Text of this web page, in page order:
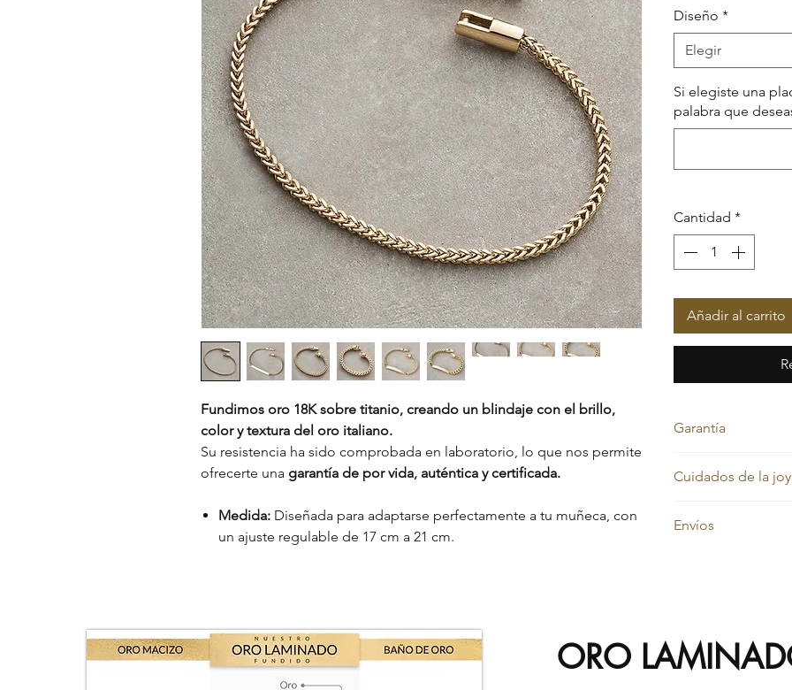
Fundimos oro 18K sobre titanio, creando un blindaje con el brillo,
color y textura del oro italiano.
Su resistencia ha sido comprobada en laboratorio, lo que nos permite
ofrecerte una garantía de por vida, auténtica y certificada.
Medida: Diseñada para adaptarse perfectamente a tu muñeca, con
un ajuste regulable de 17 cm a 21 cm.
Diseño *
Elegir
Si elegiste una
palabra que
Cantidad *
Añadir al carrito
Garantía
por eso cada pieza
Además, cuentas
cubre:
Cuidados de la
siempre su color
belleza por más
Envíos
Ciudades
Otros destinos:
ORO